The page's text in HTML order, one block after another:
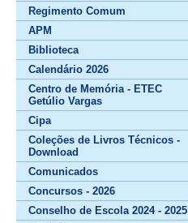
Regimento Comum
APM
Biblioteca
Calendário 2026
Centro de Memória - ETEC
Getúlio Vargas
Cipa
Coleções de Livros Técnicos -
Download
Comunicados
Concursos - 2026
Conselho de Escola 2024 - 2025